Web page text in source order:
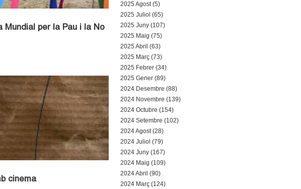
i
d
e
c
e
r
c
a
2025 Agost (5)
2025 Juliol (65)
2025 Juny (107)
2025 Maig (75)
2025 Abril (63)
2025 Març (73)
2025 Febrer (34)
2025 Gener (89)
2024 Desembre (88)
2024 Novembre (139)
2024 Octubre (154)
2024 Setembre (102)
2024 Agost (28)
2024 Juliol (79)
2024 Juny (167)
2024 Maig (109)
2024 Abril (90)
2024 Març (124)
Mundial per la Pau i la No
cinema